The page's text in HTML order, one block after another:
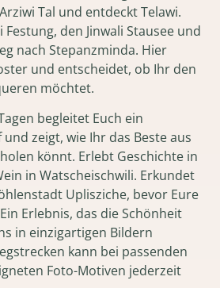
Tal und entdeckt Telawi.
den Jinwali Stausee und
nach Stepanzminda. Hier
und entscheidet, ob Ihr den
möchtet.
begleitet Euch ein
zeigt, wie Ihr das Beste aus
könnt. Erlebt Geschichte in
in Watscheischwili. Erkundet
Uplisziche, bevor Eure
Erlebnis, das die Schönheit
in einzigartigen Bildern
kann bei passenden
Foto-Motiven jederzeit